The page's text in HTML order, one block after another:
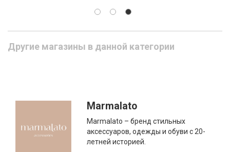
Другие магазины в данной категории
Marmalato
Marmalato – бренд стильных
аксессуаров, одежды и обуви с 20-
летней историей.